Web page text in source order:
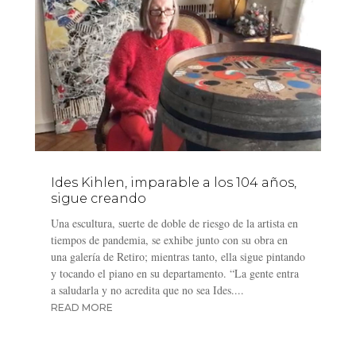
Ides Kihlen, imparable a los 104 años,
sigue creando
Una escultura, suerte de doble de riesgo de la artista en
tiempos de pandemia, se exhibe junto con su obra en
una galería de Retiro; mientras tanto, ella sigue pintando
y tocando el piano en su departamento. “La gente entra
a saludarla y no acredita que no sea Ides....
READ MORE